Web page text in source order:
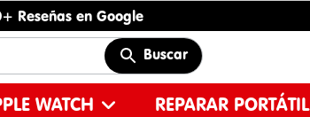
Reseñas en Google
Buscar
WATCH REPARAR PORTÁTIL